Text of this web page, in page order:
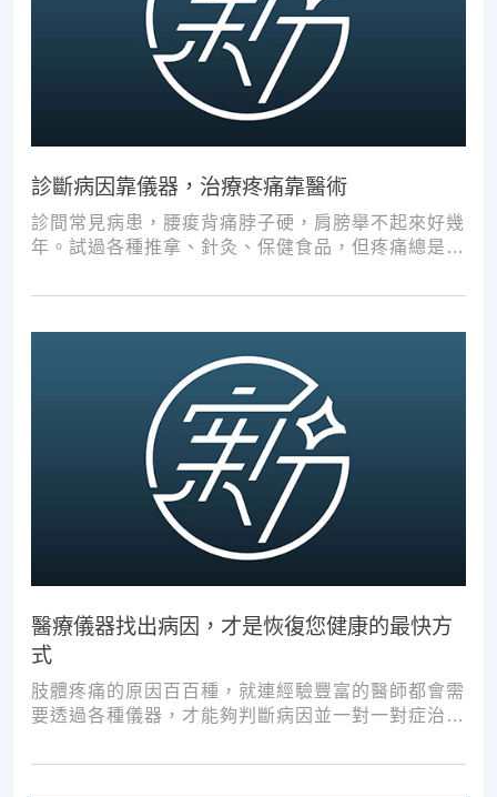
診斷病因靠儀器，治療疼痛靠醫術
診間常見病患，腰痠背痛脖子硬，肩膀舉不起來好幾
年。試過各種推拿、針灸、保健食品，但疼痛總是時
醫療儀器找出病因，才是恢復您健康的最快方
式
肢體疼痛的原因百百種，就連經驗豐富的醫師都會需
要透過各種儀器，才能夠判斷病因並一對一對症治
次推拿、按摩，都難以讓您徹底擺脫不適。